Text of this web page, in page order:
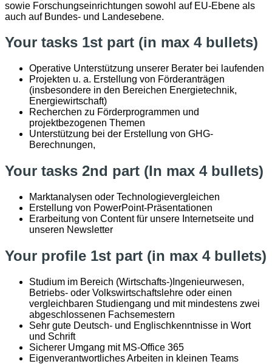
sowie Forschungseinrichtungen sowohl auf EU-Ebene als
auch auf Bundes- und Landesebene.
Your tasks 1st part (in max 4 bullets)
Operative Unterstützung unserer Berater bei laufenden
Projekten u. a. Erstellung von Förderanträgen
(insbesondere in den Bereichen Energietechnik,
Energiewirtschaft)
Recherchen zu Förderprogrammen und
projektbezogenen Themen
Unterstützung bei der Erstellung von GHG-
Berechnungen,
Your tasks 2nd part (In max 4 bullets)
Marktanalysen oder Technologievergleichen
Erstellung von PowerPoint-Präsentationen
Erarbeitung von Content für unsere Internetseite und
unseren Newsletter
Your profile 1st part (in max 4 bullets)
Studium im Bereich (Wirtschafts-)Ingenieurwesen,
Betriebs- oder Volkswirtschaftslehre oder einen
vergleichbaren Studiengang und mit mindestens zwei
abgeschlossenen Fachsemestern
Sehr gute Deutsch- und Englischkenntnisse in Wort
und Schrift
Sicherer Umgang mit MS-Office 365
Eigenverantwortliches Arbeiten in kleinen Teams